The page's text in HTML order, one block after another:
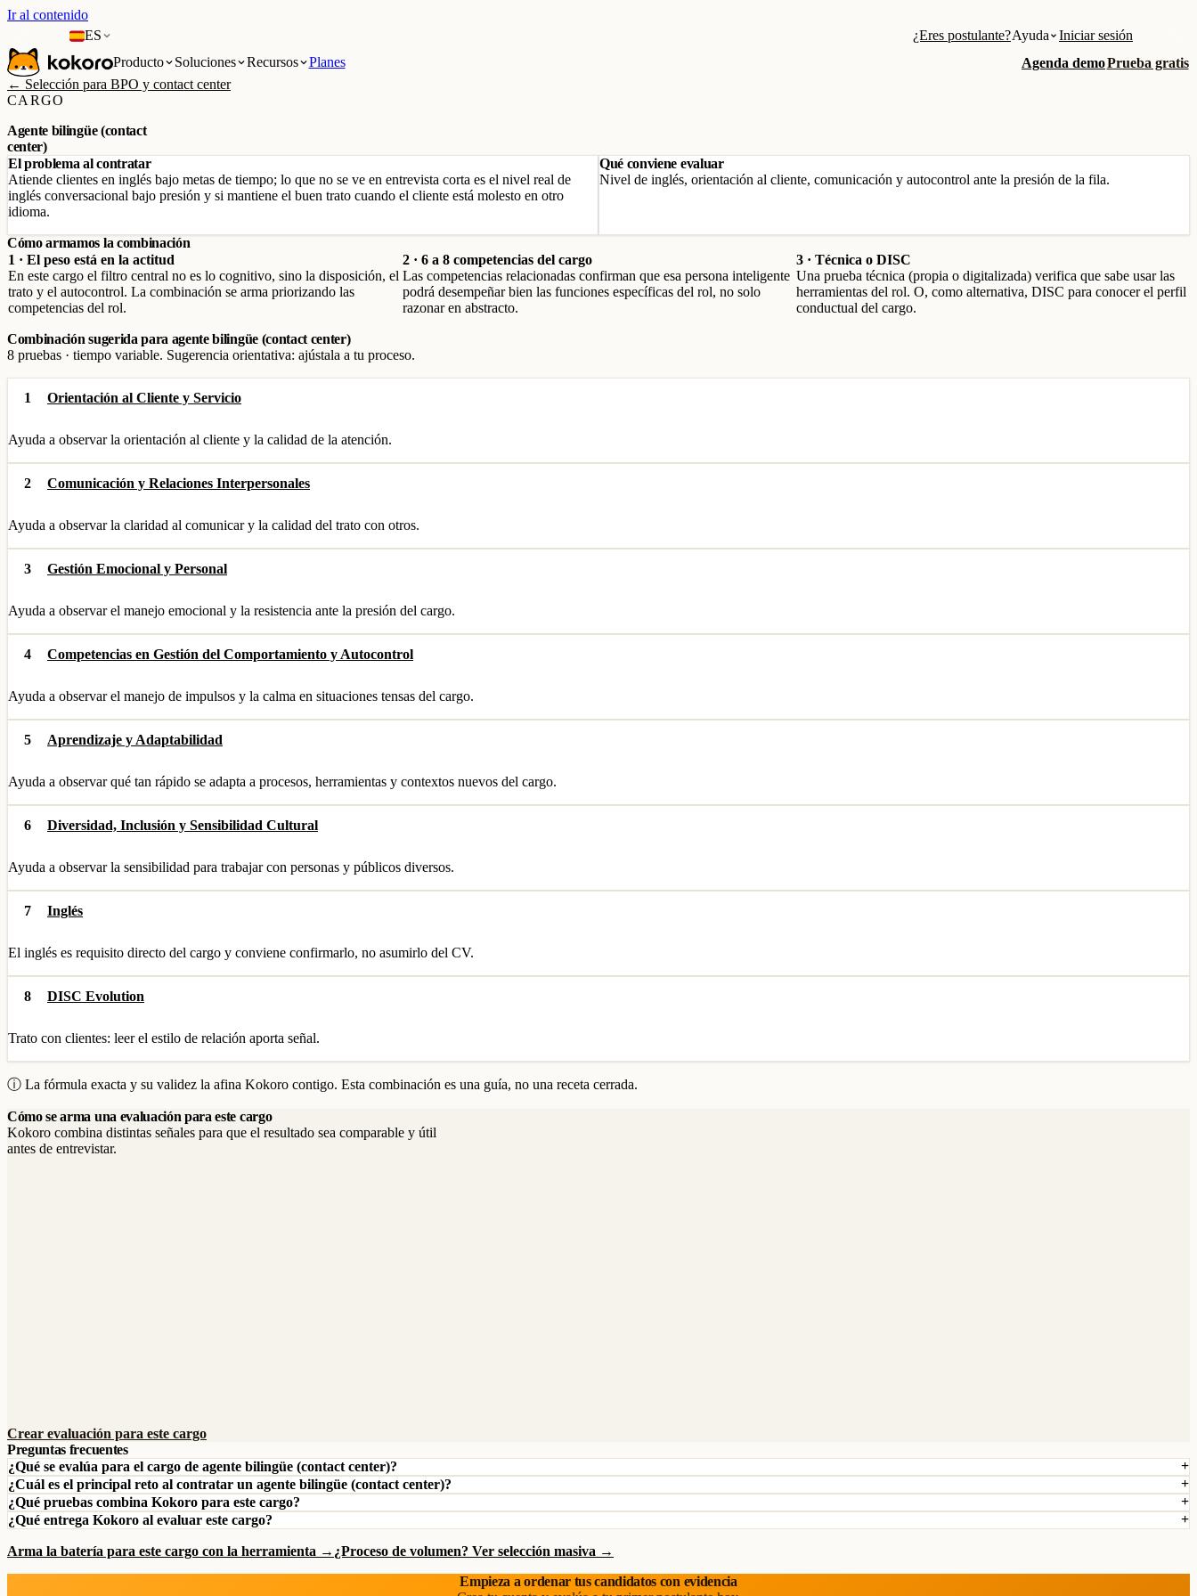
Ir al contenido
ES
¿Eres postulante?Ayuda
Iniciar sesión
Producto
Soluciones Recursos Planes Agenda demoPrueba gratis
← Selección para BPO y contact center
CARGO
Agente bilingüe (contact
center)
El problema al contratar
Atiende clientes en inglés bajo metas de tiempo; lo que no se ve en entrevista corta es el nivel real de
inglés conversacional bajo presión y si mantiene el buen trato cuando el cliente está molesto en otro
idioma.
Qué conviene evaluar
Nivel de inglés, orientación al cliente, comunicación y autocontrol ante la presión de la fila.
Cómo armamos la combinación
1 · El peso está en la actitud
En este cargo el filtro central no es lo cognitivo, sino la disposición, el
trato y el autocontrol. La combinación se arma priorizando las
competencias del rol.
2 · 6 a 8 competencias del cargo
Las competencias relacionadas confirman que esa persona inteligente
podrá desempeñar bien las funciones específicas del rol, no solo
razonar en abstracto.
3 · Técnica o DISC
Una prueba técnica (propia o digitalizada) verifica que sabe usar las
herramientas del rol. O, como alternativa, DISC para conocer el perfil
conductual del cargo.
Combinación sugerida para agente bilingüe (contact center)
8 pruebas · tiempo variable. Sugerencia orientativa: ajústala a tu proceso.
1 Orientación al Cliente y Servicio
Ayuda a observar la orientación al cliente y la calidad de la atención.
2 Comunicación y Relaciones Interpersonales
Ayuda a observar la claridad al comunicar y la calidad del trato con otros.
3 Gestión Emocional y Personal
Ayuda a observar el manejo emocional y la resistencia ante la presión del cargo.
4 Competencias en Gestión del Comportamiento y Autocontrol
Ayuda a observar el manejo de impulsos y la calma en situaciones tensas del cargo.
5 Aprendizaje y Adaptabilidad
Ayuda a observar qué tan rápido se adapta a procesos, herramientas y contextos nuevos del cargo.
6 Diversidad, Inclusión y Sensibilidad Cultural
Ayuda a observar la sensibilidad para trabajar con personas y públicos diversos.
7 Inglés
El inglés es requisito directo del cargo y conviene confirmarlo, no asumirlo del CV.
8 DISC Evolution
Trato con clientes: leer el estilo de relación aporta señal.
ⓘ La fórmula exacta y su validez la afina Kokoro contigo. Esta combinación es una guía, no una receta cerrada.
Cómo se arma una evaluación para este cargo
Kokoro combina distintas señales para que el resultado sea comparable y útil
antes de entrevistar.
Crear evaluación para este cargo
Preguntas frecuentes
¿Qué se evalúa para el cargo de agente bilingüe (contact center)?
¿Cuál es el principal reto al contratar un agente bilingüe (contact center)?
¿Qué pruebas combina Kokoro para este cargo?
¿Qué entrega Kokoro al evaluar este cargo?
Arma la batería para este cargo con la herramienta → ¿Proceso de volumen? Ver selección masiva →
Empieza a ordenar tus candidatos con evidencia